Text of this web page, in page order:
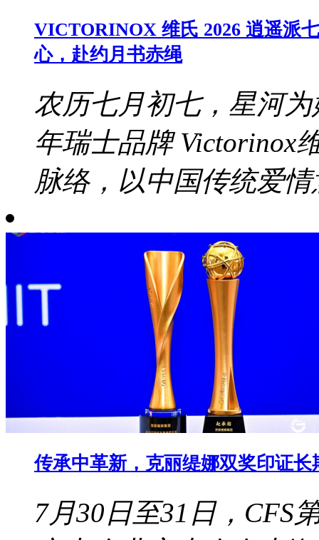
VICTORINOX 维氏 2026 逍遥派
心，赴约月书赤绳
农历七月初七，星河
年瑞士品牌 Victorinox
脉络，以中国传统爱情
传承中革新，克丽缇娜双奖印证长
7月30日至31日，CFS